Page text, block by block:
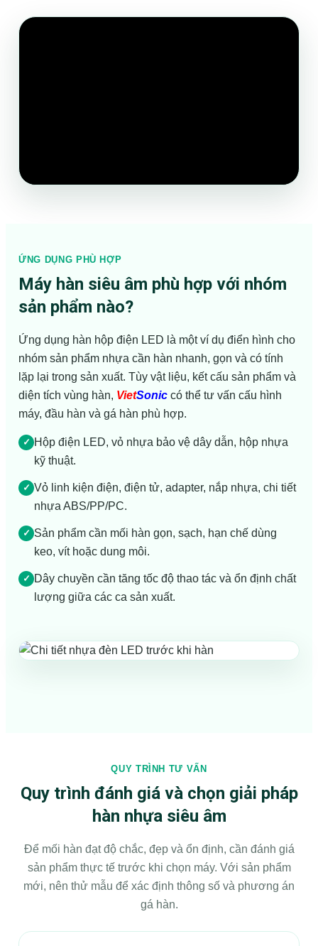
ỨNG DỤNG PHÙ HỢP
Máy hàn siêu âm phù hợp với nhóm
sản phẩm nào?
Ứng dụng hàn hộp điện LED là một ví dụ điển hình cho
nhóm sản phẩm nhựa cần hàn nhanh, gọn và có tính
lặp lại trong sản xuất. Tùy vật liệu, kết cấu sản phẩm và
diện tích vùng hàn, VietSonic có thể tư vấn cấu hình
máy, đầu hàn và gá hàn phù hợp.
✓ Hộp điện LED, vỏ nhựa bảo vệ dây dẫn, hộp nhựa
kỹ thuật.
✓ Vỏ linh kiện điện, điện tử, adapter, nắp nhựa, chi tiết
nhựa ABS/PP/PC.
✓ Sản phẩm cần mối hàn gọn, sạch, hạn chế dùng
keo, vít hoặc dung môi.
✓ Dây chuyền cần tăng tốc độ thao tác và ổn định chất
lượng giữa các ca sản xuất.
QUY TRÌNH TƯ VẤN
Quy trình đánh giá và chọn giải pháp
hàn nhựa siêu âm
Để mối hàn đạt độ chắc, đẹp và ổn định, cần đánh giá
sản phẩm thực tế trước khi chọn máy. Với sản phẩm
mới, nên thử mẫu để xác định thông số và phương án
gá hàn.